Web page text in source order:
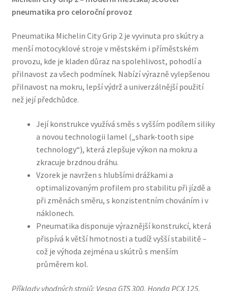
pneumatika pro celoroční provoz
Pneumatika Michelin City Grip 2 je vyvinuta pro skútry a
menší motocyklové stroje v městském i příměstském
provozu, kde je kladen důraz na spolehlivost, pohodlí a
přilnavost za všech podmínek. Nabízí výrazně vylepšenou
přilnavost na mokru, lepší výdrž a univerzálnější použití
než její předchůdce.
Její konstrukce využívá směs s vyšším podílem siliky
a novou technologii lamel („shark-tooth sipe
technology“), která zlepšuje výkon na mokru a
zkracuje brzdnou dráhu.
Vzorek je navržen s hlubšími drážkami a
optimalizovaným profilem pro stabilitu při jízdě a
při změnách směru, s konzistentním chováním i v
náklonech.
Pneumatika disponuje výraznější konstrukcí, která
přispívá k větší hmotnosti a tudíž vyšší stabilitě –
což je výhoda zejména u skútrů s menším
průměrem kol.
Příklady vhodných strojů: Vespa GTS 300, Honda PCX 125,